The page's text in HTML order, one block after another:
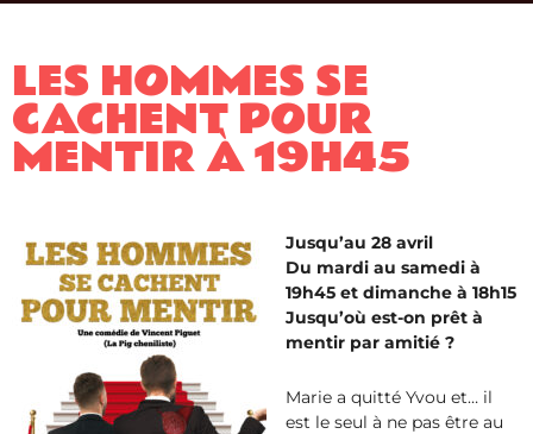
LES HOMMES SE
CACHENT POUR
MENTIR ​À 19H45
Jusqu’au 28 avril
Du mardi au samedi à
19h45 et dimanche à 18h15
Jusqu’où est-on prêt à
mentir par amitié ?
Marie a quitté Yvou et… il
est le seul à ne pas être au